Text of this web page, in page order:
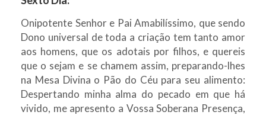
Onipotente Senhor e Pai Amabilíssimo, que sendo
Dono universal de toda a criação tem tanto amor
aos homens, que os adotais por filhos, e quereis
que o sejam e se chamem assim, preparando-lhes
na Mesa Divina o Pão do Céu para seu alimento:
Despertando minha alma do pecado em que há
vivido, me apresento a Vossa Soberana Presença,